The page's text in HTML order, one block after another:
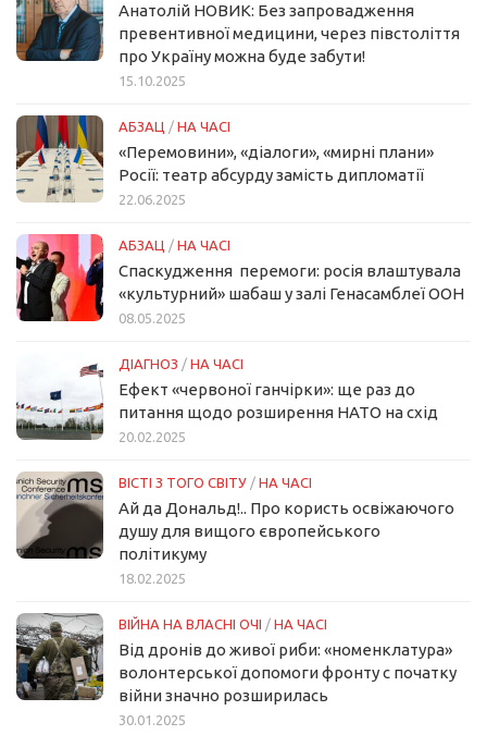
Анатолій НОВИК: Без запровадження
превентивної медицини, через півстоліття
про Україну можна буде забути!
15.10.2025
АБЗАЦ / НА ЧАСІ
«Перемовини», «діалоги», «мирні плани»
Росії: театр абсурду замість дипломатії
22.06.2025
АБЗАЦ / НА ЧАСІ
Спаскудження перемоги: росія влаштувала
«культурний» шабаш у залі Генасамблеї ООН
08.05.2025
ДІАГНОЗ / НА ЧАСІ
Ефект «червоної ганчірки»: ще раз до
питання щодо розширення НАТО на схід
20.02.2025
ВІСТІ З ТОГО СВІТУ / НА ЧАСІ
Ай да Дональд!.. Про користь освіжаючого
душу для вищого європейського
політикуму
18.02.2025
ВІЙНА НА ВЛАСНІ ОЧІ / НА ЧАСІ
Від дронів до живої риби: «номенклатура»
волонтерської допомоги фронту с початку
війни значно розширилась
30.01.2025